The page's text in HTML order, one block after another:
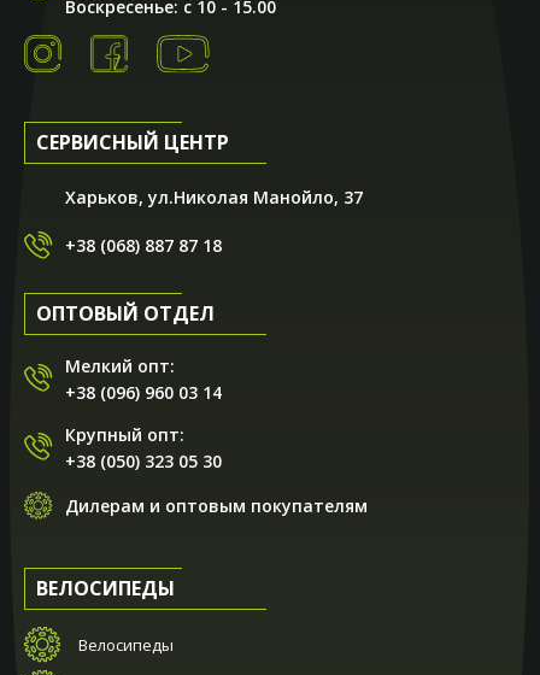
Воскресенье: с 10 - 15.00
СЕРВИСНЫЙ ЦЕНТР
Харьков, ул.Николая Манойло, 37
+38 (068) 887 87 18
ОПТОВЫЙ ОТДЕЛ
Мелкий опт:
+38 (096) 960 03 14
Крупный опт:
+38 (050) 323 05 30
Дилерам и оптовым покупателям
ВЕЛОСИПЕДЫ
Велосипеды